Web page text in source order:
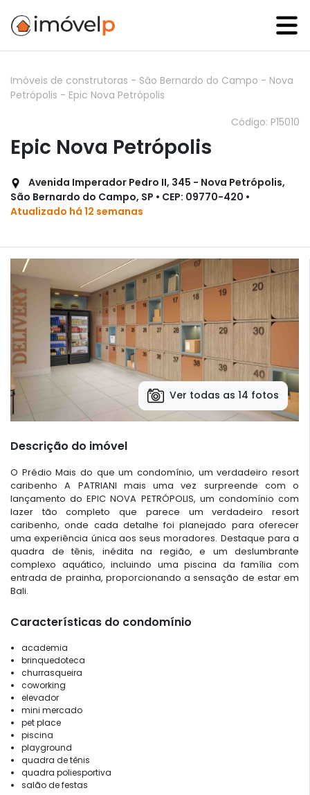
Imóveis de construtoras - São Bernardo do Campo - Nova
Petrópolis - Epic Nova Petrópolis
Código: P15010
Epic Nova Petrópolis
Avenida Imperador Pedro II, 345 - Nova Petrópolis,
São Bernardo do Campo, SP • CEP: 09770-420 •
Atualizado há 12 semanas
Ver todas as 14 fotos
Descrição do imóvel
O Prédio Mais do que um condomínio, um verdadeiro resort
caribenho A PATRIANI mais uma vez surpreende com o
lançamento do EPIC NOVA PETRÓPOLIS, um condomínio com
lazer tão completo que parece um verdadeiro resort
caribenho, onde cada detalhe foi planejado para oferecer
uma experiência única aos seus moradores. Destaque para a
quadra de tênis, inédita na região, e um deslumbrante
complexo aquático, incluindo uma piscina da família com
entrada de prainha, proporcionando a sensação de estar em
Bali.
Características do condomínio
academia
brinquedoteca
churrasqueira
coworking
elevador
mini mercado
pet place
piscina
playground
quadra de tênis
quadra poliesportiva
salão de festas